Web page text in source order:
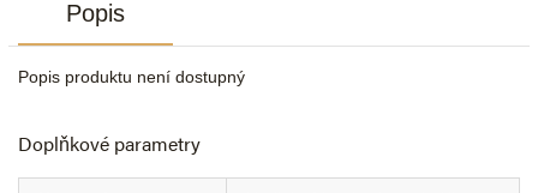
Popis
Popis produktu není dostupný
Doplňkové parametry